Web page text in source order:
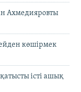
Ахмедияровты
көшірмек
істі ашық